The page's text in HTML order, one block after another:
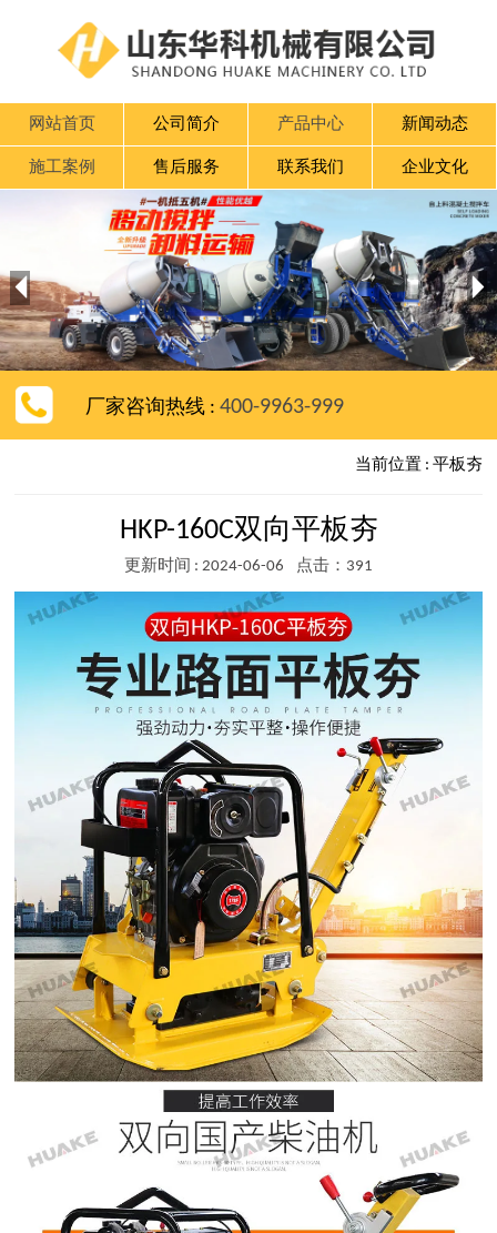
网站首页 公司简介 产品中心 新闻动态
施工案例 售后服务 联系我们 企业文化
 
厂家咨询热线 : 400-9963-999
当前位置 : 平板夯
HKP-160C双向平板夯
更新时间 : 2024-06-06 点击：391